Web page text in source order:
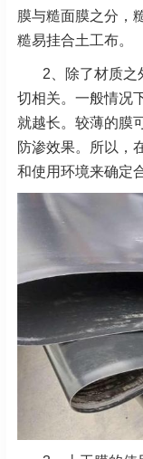
膜与糙面膜之分，
糙易挂合土工布。
2、除了材质之
切相关。一般情况
就越长。较薄的膜
防渗效果。所以，
和使用环境来确定